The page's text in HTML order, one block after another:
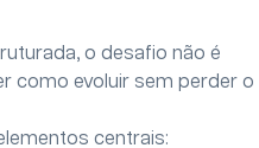
o desafio não é
como evoluir sem perder o
centrais: